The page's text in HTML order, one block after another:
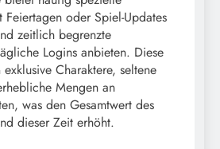
Feiertagen oder Spiel-Updates
zeitlich begrenzte
Logins anbieten. Diese
Charaktere, seltene
Mengen an
was den Gesamtwert des
dieser Zeit erhöht.